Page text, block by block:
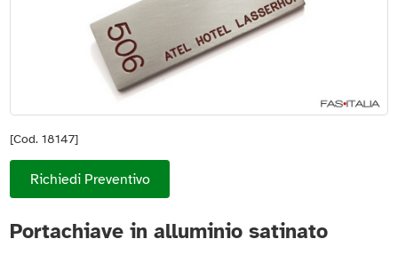
[Cod. 18147]
Richiedi Preventivo
Portachiave in alluminio satinato